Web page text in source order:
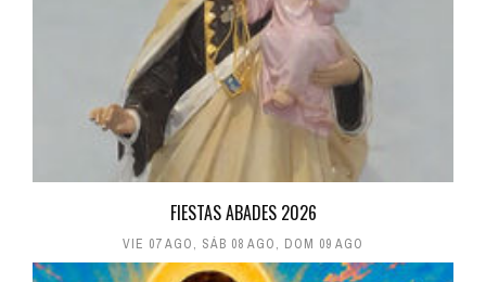
FIESTAS ABADES 2026
VIE 07 AGO, SÁB 08 AGO, DOM 09 AGO